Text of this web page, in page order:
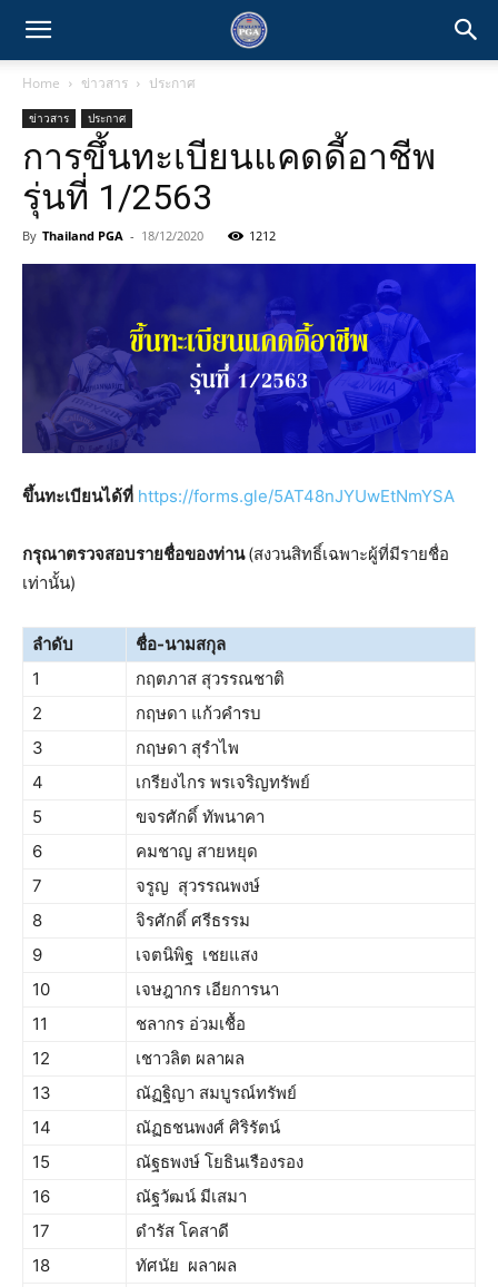
Home ข่าวสาร ประกาศ
ข่าวสาร ประกาศ
การขึ้นทะเบียนแคดดี้อาชีพ
รุ่นที่ 1/2563
By Thailand PGA - 18/12/2020 1212
ขึ้นทะเบียนได้ที่ https://forms.gle/5AT48nJYUwEtNmYSA
กรุณาตรวจสอบรายชื่อของท่าน(สงวนสิทธิ์เฉพาะผู้ที่มีรายชื่อ
เท่านั้น)
ลำดับ
ชื่อ-นามสกุล
1
กฤตภาส สุวรรณชาติ
2
กฤษดา แก้วคำรบ
3
กฤษดา สุรำไพ
4
เกรียงไกร พรเจริญทรัพย์
5
ขจรศักดิ์ ทัพนาคา
6
คมชาญ สายหยุด
7
จรูญ สุวรรณพงษ์
8
จิรศักดิ์ ศรีธรรม
9
เจตนิพิฐ เชยแสง
10
เจษฎากร เอียการนา
11
ชลากร อ่วมเชื้อ
12
เชาวลิต ผลาผล
13
ณัฏฐิญา สมบูรณ์ทรัพย์
14
ณัฏธชนพงศ์ ศิริรัตน์
15
ณัฐธพงษ์ โยธินเรืองรอง
16
ณัฐวัฒน์ มีเสมา
17
ดำรัส โคสาดี
18
ทัศนัย ผลาผล